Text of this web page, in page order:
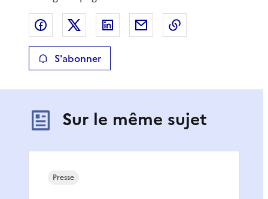
Partager sur Facebook
Partager sur XPartager sur LinkedIn
Partager par email
S'abonner
Sur le même sujet
Presse